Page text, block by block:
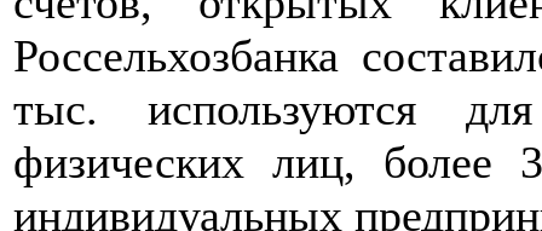
Россельхозбанка
тыс. используются
физических лиц,
индивидуальных